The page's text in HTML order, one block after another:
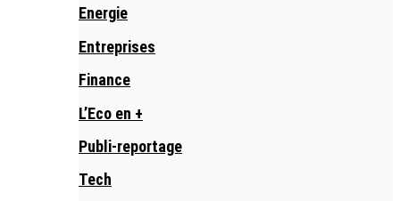
Energie
Entreprises
Finance
L’Eco en +
Publi-reportage
Tech